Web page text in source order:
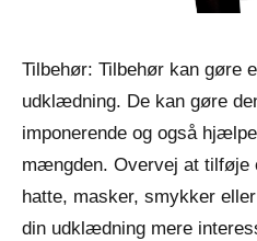
Tilbehør: Tilbehør kan gøre
udklædning. De kan gøre
imponerende og også
mængden. Overvej at tilføje
hatte, masker, smykker
din udklædning mere